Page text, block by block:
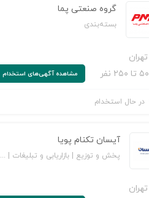
گروه صنعتی پما
بسته‌بندی
تهران
۵۰ تا ۲۵۰ نفر
مشاهده‌ آگهی‌های استخدام
در حال استخدام
آیسان تکنام پویا
پخش و توزیع | بازاریابی و تبلیغات | خرده‌فروشی/ مراکز خرید و فروشگاه‌ها | کالاهای مصرفی و تندگردش
تهران